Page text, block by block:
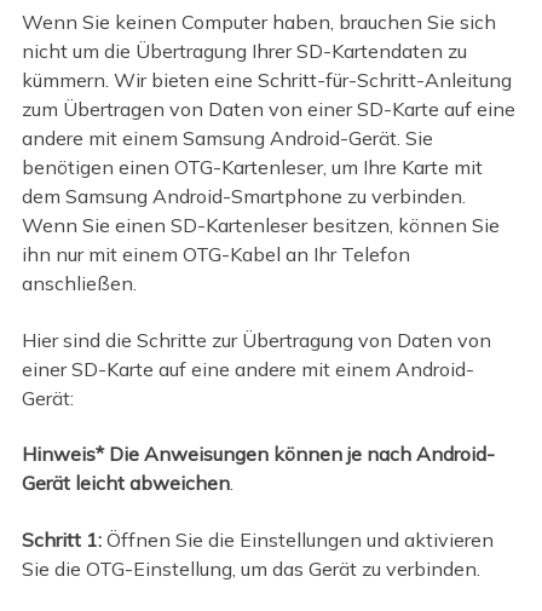
Wenn Sie keinen Computer haben, brauchen Sie sich
nicht um die Übertragung Ihrer SD-Kartendaten zu
kümmern. Wir bieten eine Schritt-für-Schritt-Anleitung
zum Übertragen von Daten von einer SD-Karte auf eine
andere mit einem Samsung Android-Gerät. Sie
benötigen einen OTG-Kartenleser, um Ihre Karte mit
dem Samsung Android-Smartphone zu verbinden.
Wenn Sie einen SD-Kartenleser besitzen, können Sie
ihn nur mit einem OTG-Kabel an Ihr Telefon
anschließen.
Hier sind die Schritte zur Übertragung von Daten von
einer SD-Karte auf eine andere mit einem Android-
Gerät:
Hinweis* Die Anweisungen können je nach Android-
Gerät leicht abweichen.
Schritt 1:Öffnen Sie die Einstellungen und aktivieren
Sie die OTG-Einstellung, um das Gerät zu verbinden.